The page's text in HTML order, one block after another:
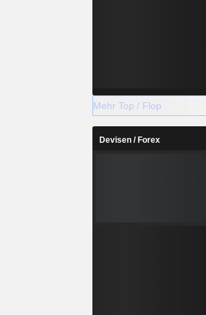
Mehr Top / Flop
Devisen / Forex